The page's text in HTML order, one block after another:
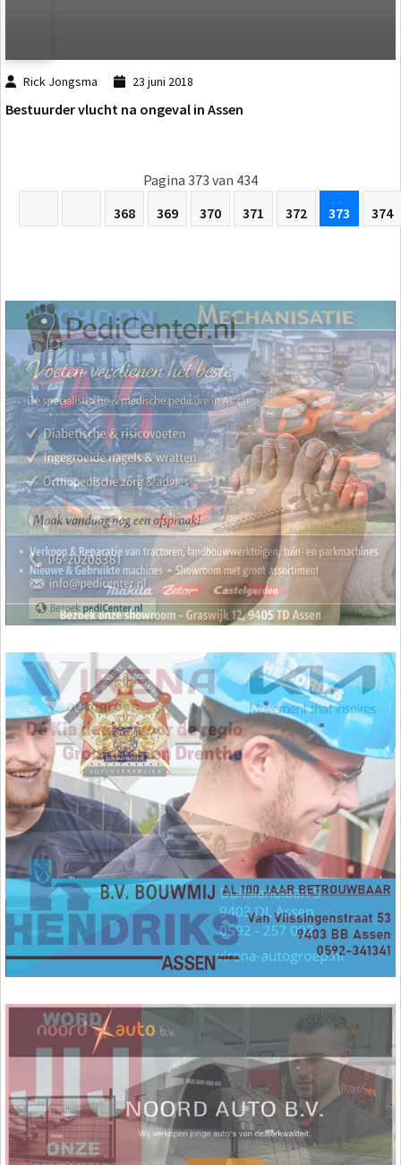
Rick Jongsma 23 juni 2018
Bestuurder vlucht na ongeval in Assen
Pagina 373 van 434
368
369 370 371 372 373 374